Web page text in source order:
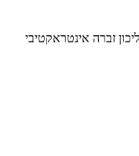
זברה אינטראקטיבי